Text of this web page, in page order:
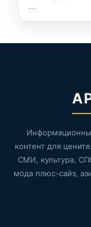
контент для
СМИ, культура,
мода плюс-сайз,